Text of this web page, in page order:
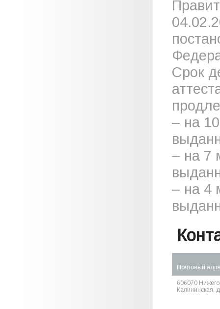
Срок
– на
– на 7
– на 4
Почтовый
606070
Калининская,